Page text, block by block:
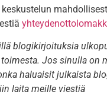
blogikirjoituksia
Jos sinulla on
haluaisit julkaista
laita meille viestiä